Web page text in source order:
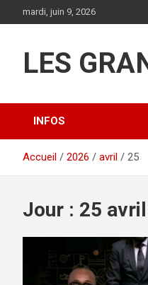
au
mardi, juin 9, 2026
LES
INFOS
Accueil 2026 avril 25
Jour : 25